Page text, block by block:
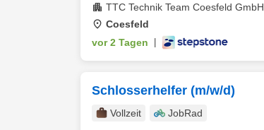
TTC Technik Team Coesfeld GmbH
Coesfeld
vor 2 Tagen
Schlosserhelfer (m/w/d)
Vollzeit JobRad